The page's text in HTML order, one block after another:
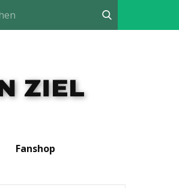
ZIEL
Fanshop